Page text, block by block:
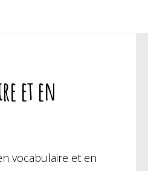
et en
vocabulaire et en